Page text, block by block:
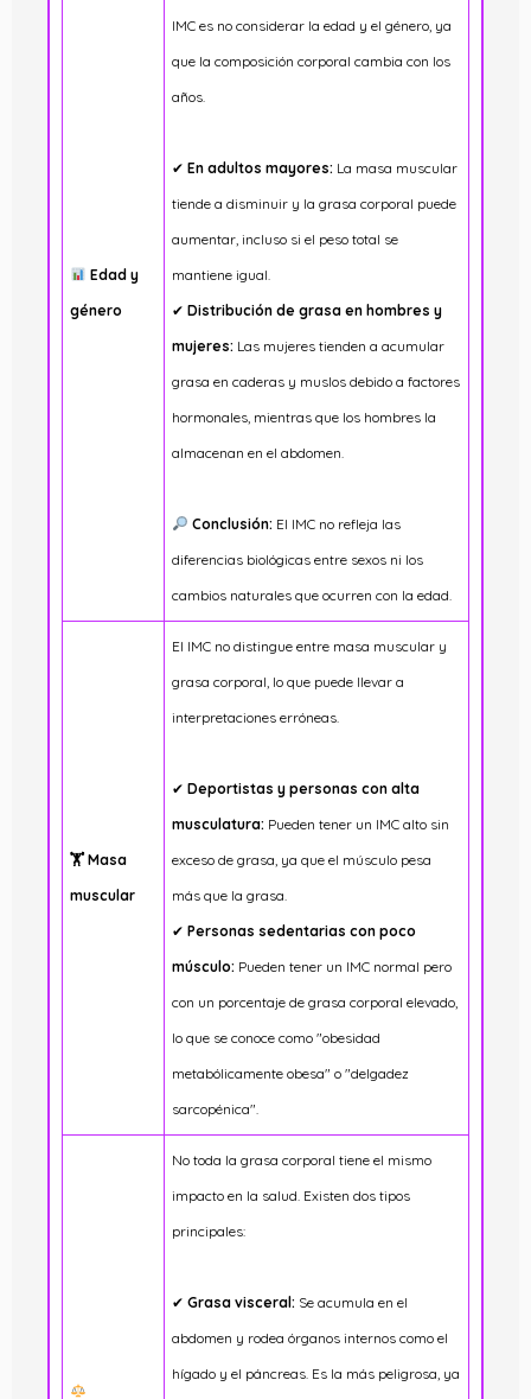
Edad y
género
IMC es no considerar la edad y el género, ya
que la composición corporal cambia con los
años.
✔ En adultos mayores: La masa muscular
tiende a disminuir y la grasa corporal puede
aumentar, incluso si el peso total se
mantiene igual.
✔ Distribución de grasa en hombres y
mujeres: Las mujeres tienden a acumular
grasa en caderas y muslos debido a factores
hormonales, mientras que los hombres la
almacenan en el abdomen.
Conclusión: El IMC no refleja las
diferencias biológicas entre sexos ni los
cambios naturales que ocurren con la edad.
🏋️ Masa
muscular
El IMC no distingue entre masa muscular y
grasa corporal, lo que puede llevar a
interpretaciones erróneas.
✔ Deportistas y personas con alta
musculatura: Pueden tener un IMC alto sin
exceso de grasa, ya que el músculo pesa
más que la grasa.
✔ Personas sedentarias con poco
músculo: Pueden tener un IMC normal pero
con un porcentaje de grasa corporal elevado,
lo que se conoce como "obesidad
metabólicamente obesa" o "delgadez
sarcopénica".
No toda la grasa corporal tiene el mismo
impacto en la salud. Existen dos tipos
principales:
✔ Grasa visceral: Se acumula en el
abdomen y rodea órganos internos como el
hígado y el páncreas. Es la más peligrosa, ya